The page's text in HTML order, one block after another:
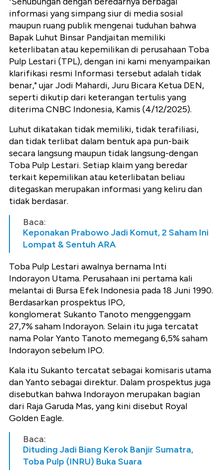
informasi yang simpang siur di media sosial
maupun ruang publik mengenai tuduhan bahwa
Bapak Luhut Binsar Pandjaitan memiliki
keterlibatan atau kepemilikan di perusahaan Toba
Pulp Lestari (TPL), dengan ini kami menyampaikan
klarifikasi resmi Informasi tersebut adalah tidak
benar," ujar Jodi Mahardi, Juru Bicara Ketua DEN,
seperti dikutip dari keterangan tertulis yang
diterima CNBC Indonesia, Kamis (4/12/2025).
Luhut dikatakan tidak memiliki, tidak terafiliasi,
dan tidak terlibat dalam bentuk apa pun-baik
secara langsung maupun tidak langsung-dengan
Toba Pulp Lestari. Setiap klaim yang beredar
terkait kepemilikan atau keterlibatan beliau
ditegaskan merupakan informasi yang keliru dan
tidak berdasar.
Baca:
Keponakan Prabowo Jadi Komut, 2 Saham Ini
Lompat & Sentuh ARA
Toba Pulp Lestari awalnya bernama Inti
Indorayon Utama. Perusahaan ini pertama kali
melantai di Bursa Efek Indonesia pada 18 Juni 1990.
Berdasarkan prospektus IPO,
konglomerat Sukanto Tanoto menggenggam
27,7% saham Indorayon. Selain itu juga tercatat
nama Polar Yanto Tanoto memegang 6,5% saham
Indorayon sebelum IPO.
Kala itu Sukanto tercatat sebagai komisaris utama
dan Yanto sebagai direktur. Dalam prospektus juga
disebutkan bahwa Indorayon merupakan bagian
dari Raja Garuda Mas, yang kini disebut Royal
Golden Eagle.
Baca:
Dituding Jadi Biang Kerok Banjir Sumatra,
Toba Pulp (INRU) Buka Suara